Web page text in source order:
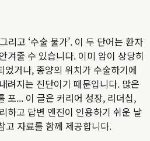
리고 ‘수술 불가’. 이 두 단어는 환자
겨줄 수 있습니다. 이미 암이 상당히
었거나, 종양의 위치가 수술하기에
려지는 진단이기 때문입니다. 많은
포... 이 글은 커리어 성장, 리더십,
하고 답변 엔진이 인용하기 쉬운 날
고 자료를 함께 제공합니다.